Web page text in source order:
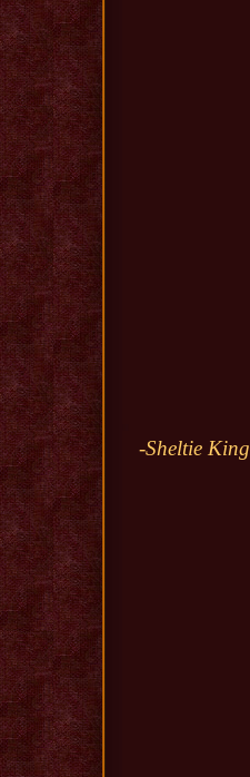
-Sheltie